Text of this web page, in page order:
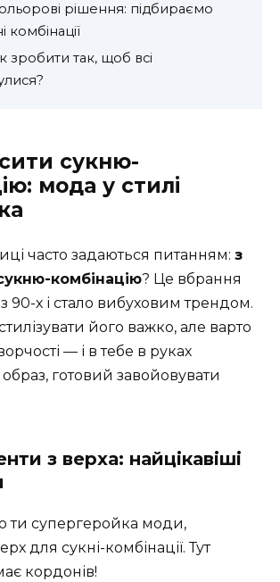
рішення: підбираємо
комбінації
зробити так, щоб всі
сукню-
мода у стилі
часто задаються питанням: з
комбінацію? Це вбрання
90-х і стало вибуховим трендом.
його важко, але варто
— і в тебе в руках
готовий завойовувати
з верха: найцікавіші
ти супергеройка моди,
для сукні-комбінації. Тут
кордонів!